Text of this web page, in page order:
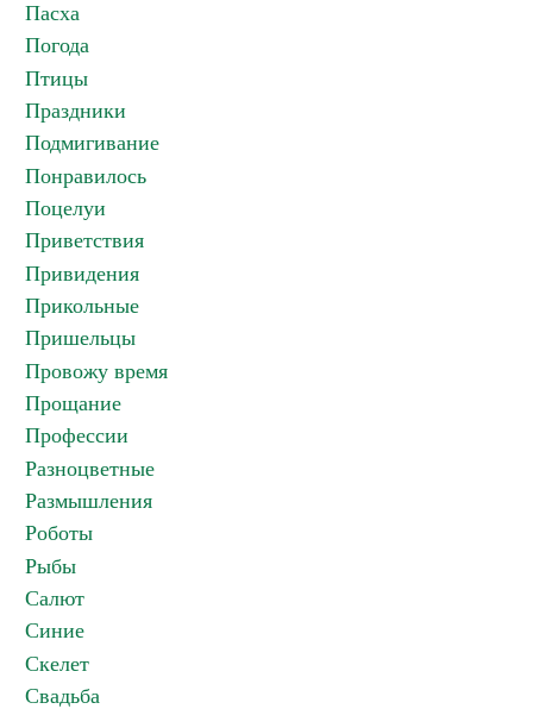
Пасха
Погода
Птицы
Праздники
Подмигивание
Понравилось
Поцелуи
Приветствия
Привидения
Прикольные
Пришельцы
Провожу время
Прощание
Профессии
Разноцветные
Размышления
Роботы
Рыбы
Салют
Синие
Скелет
Свадьба